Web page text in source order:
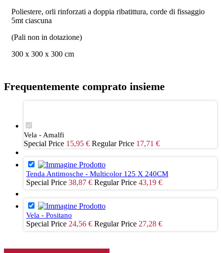
Poliestere, orli rinforzati a doppia ribatittura, corde di fissaggio
5mt ciascuna
(Pali non in dotazione)
300 x 300 x 300 cm
Frequentemente comprato insieme
Vela - Amalfi
Special Price 15,95 € Regular Price 17,71 €
Tenda Antimosche - Multicolor 125 X 240CM
Special Price 38,87 € Regular Price 43,19 €
Vela - Positano
Special Price 24,56 € Regular Price 27,28 €